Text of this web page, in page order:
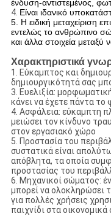
ένδυση-αντιστεμένος,
4. Είναι ιδανικό
5. Η ειδική μεταχείριση
εντελώς το ανθρώπινο
και άλλα στοιχεία μεταξύ
Χαρακτηριστικά
1. Εύκαμπτος και
δημιουργικότητά σας
3. Ευελιξία:
κάνει να έχετε πάντα το
4. Ασφάλεια: εύκαμπτη
μειώσει τον κίνδυνο
στον εργασιακό χώρο
5. Προστασία του
συστατικά είναι
απόβλητα, τα οποία
προστασίας του
6. Μηχανικοί σώματος:
μπορεί να ολοκληρώσει
για πολλές χρήσεις
παιχνίδι στα οικονομικά